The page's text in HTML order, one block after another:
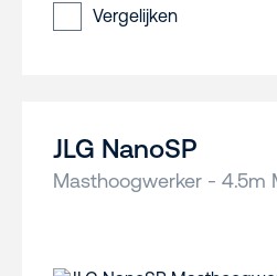
Vergelijken
JLG NanoSP
Masthoogwerker - 4.5m